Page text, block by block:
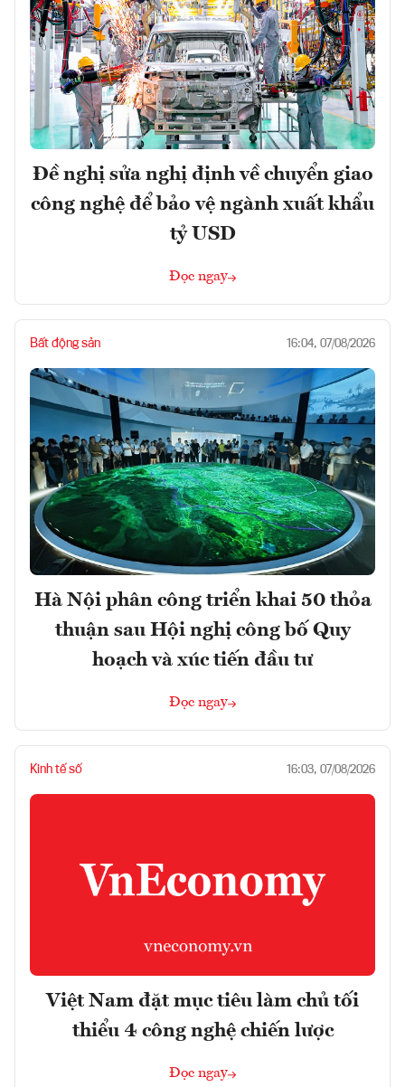
Đề nghị sửa nghị định về chuyển giao
công nghệ để bảo vệ ngành xuất khẩu
tỷ USD
Đọc ngay
Bất động sản 16:04, 07/08/2026
Hà Nội phân công triển khai 50 thỏa
thuận sau Hội nghị công bố Quy
hoạch và xúc tiến đầu tư
Đọc ngay
Kinh tế số 16:03, 07/08/2026
Việt Nam đặt mục tiêu làm chủ tối
thiểu 4 công nghệ chiến lược
Đọc ngay